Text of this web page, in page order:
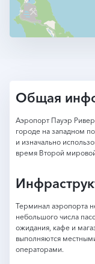
Общая
Аэропорт Пауэр
городе на западном
и изначально
время Второй
Терминал аэропорта
небольшого числа
ожидания, кафе и
выполняются
операторами.